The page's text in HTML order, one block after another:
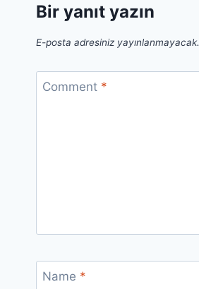
Bir yanıt yazın
E-posta adresiniz yayınlanmayacak.
Comment *
Name *